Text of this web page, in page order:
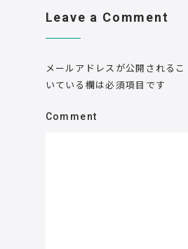
Leave a Comment
メールアドレスが公開されるこ
いている欄は必須項目です
Comment